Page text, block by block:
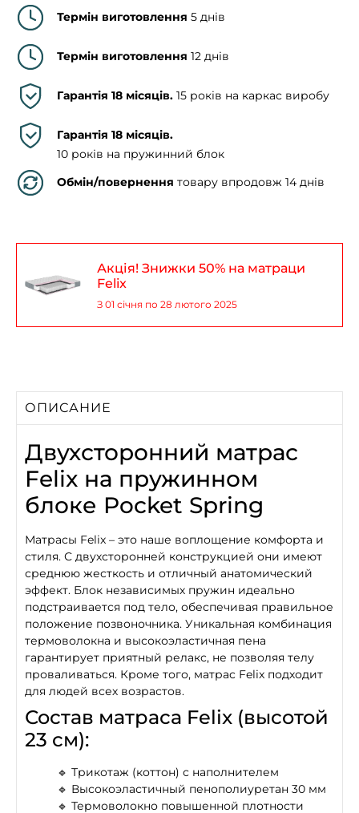
Термін виготовлення 5 днів
Термін виготовлення 12 днів
Гарантія 18 місяців. 15 років на каркас виробу
Гарантія 18 місяців.
10 років на пружинний блок
Обмін/повернення товару впродовж 14 днів
Акція! Знижки 50% на матраци
Felix
З 01 січня по 28 лютого 2025
ОПИСАНИЕ
Двухсторонний матрас
Felix на пружинном
блоке Pocket Spring
Матрасы Felix – это наше воплощение комфорта и
стиля. С двухсторонней конструкцией они имеют
среднюю жесткость и отличный анатомический
эффект. Блок независимых пружин идеально
подстраивается под тело, обеспечивая правильное
положение позвоночника. Уникальная комбинация
термоволокна и высокоэластичная пена
гарантирует приятный релакс, не позволяя телу
проваливаться. Кроме того, матрас Felix подходит
для людей всех возрастов.
Состав матраса Felix (высотой
23 см):
🔹 Трикотаж (коттон) с наполнителем
🔹 Высокоэластичный пенополиуретан 30 мм
🔹 Термоволокно повышенной плотности